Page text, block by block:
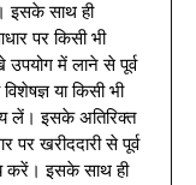
इसके साथ ही
पर किसी भी
में लाने से पूर्व
या किसी भी
लें। इसके अतिरिक्त
खरीददारी से पूर्व
इसके साथ ही